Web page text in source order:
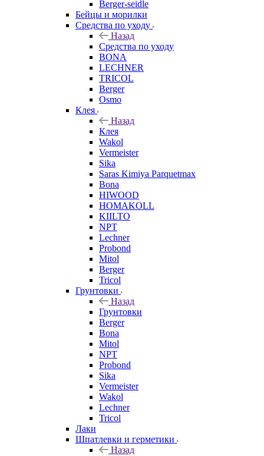
Berger-seidle
Бейцы и морилки
Средства по уходу
Назад
Средства по уходу
BONA
LECHNER
TRICOL
Berger
Osmo
Клея
Назад
Клея
Wakol
Vermeister
Sika
Saras Kimiya Parquetmax
Bona
HIWOOD
HOMAKOLL
KIILTO
NPT
Lechner
Probond
Mitol
Berger
Tricol
Грунтовки
Назад
Грунтовки
Berger
Bona
Mitol
NPT
Probond
Sika
Vermeister
Wakol
Lechner
Tricol
Лаки
Шпатлевки и герметики
Назад